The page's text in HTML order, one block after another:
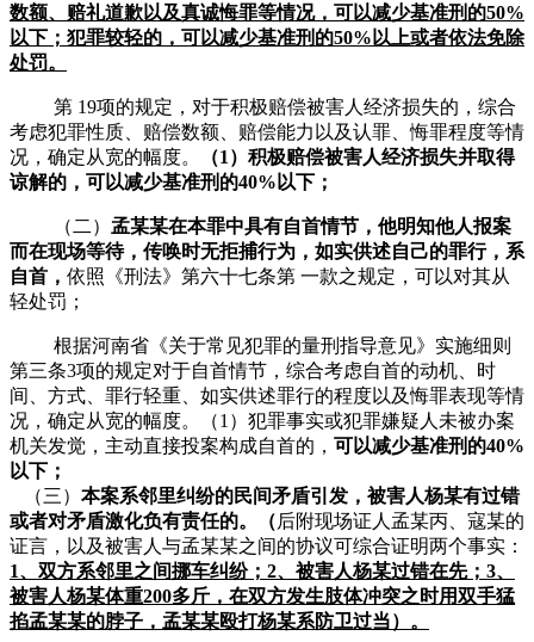
数额、赔礼道歉以及真诚悔罪等情况，可以减少基准刑的50%
以下；犯罪较轻的，可以减少基准刑的50%以上或者依法免除
处罚。
第 19项的规定，对于积极赔偿被害人经济损失的，综合
考虑犯罪性质、赔偿数额、赔偿能力以及认罪、悔罪程度等情
况，确定从宽的幅度。
（1）积极赔偿被害人经济损失并取得
谅解的，可以减少基准刑的40%以下；
（二） 孟某某在本罪中具有自首情节，他明知他人报案
而在现场等待，传唤时无拒捕行为，如实供述自己的罪行，系
自首， 依照《刑法》第六十七条第 一款之规定，可以对其从
轻处罚；
根据河南省《关于常见犯罪的量刑指导意见》实施细则
第三条3项的规定对于自首情节，综合考虑自首的动机、时
间、方式、罪行轻重、如实供述罪行的程度以及悔罪表现等情
况，确定从宽的幅度。（1）犯罪事实或犯罪嫌疑人未被办案
机关发觉，主动直接投案构成自首的， 可以减少基准刑的40%
以下；
（三） 本案系邻里纠纷的民间矛盾引发，被害人杨某有过错
或者对矛盾激化负有责任的。（后附现场证人孟某丙、寇某的
证言，以及被害人与孟某某之间的协议可综合证明两个事实：
1、双方系邻里之间挪车纠纷；2、 被害人杨某过错在先； 3、
被害人杨某体重200多斤，在双方发生肢体冲突之时用双手猛
掐孟某某的脖子， 孟某某殴打杨某系防卫过当） 。